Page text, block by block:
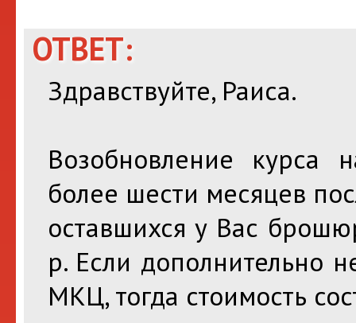
ОТВЕТ:
Здравствуйте, Раиса.
Возобновление курса
более шести месяцев
оставшихся у Вас
р. Если дополнительно
МКЦ, тогда стоимость